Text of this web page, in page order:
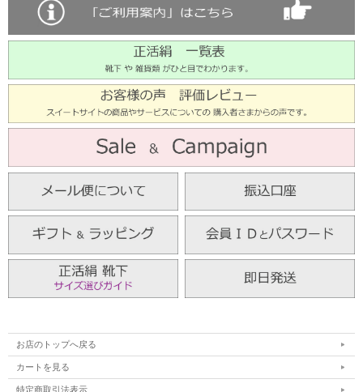
お店のトップへ戻る
カートを見る
特定商取引法表示